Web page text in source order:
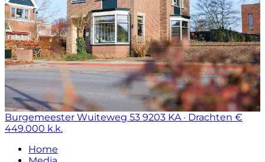
Burgemeester Wuiteweg 53 9203 KA · Drachten €
449.000 k.k.
Home